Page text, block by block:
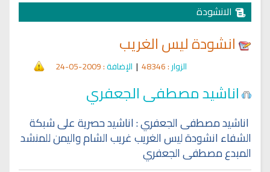
الانشودة
انشودة ليس الغريب
الزوار: 48346
| الإضافة: 2009-05-24
اناشيد مصطفى الجعفري
اناشيد مصطفى الجعفري : اناشيد حصرية على شبكة
الشفاء انشودة ليس الغريب غريب الشام واليمن للمنشد
المبدع مصطفى الجعفري